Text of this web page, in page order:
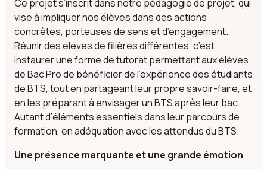
Ce projet s’inscrit dans notre pédagogie de projet, qui
vise à impliquer nos élèves dans des actions
concrètes, porteuses de sens et d’engagement.
Réunir des élèves de filières différentes, c’est
instaurer une forme de tutorat permettant aux élèves
de Bac Pro de bénéficier de l’expérience des étudiants
de BTS, tout en partageant leur propre savoir-faire, et
en les préparant à envisager un BTS après leur bac.
Autant d’éléments essentiels dans leur parcours de
formation, en adéquation avec les attendus du BTS.
Une présence marquante et une grande émotion